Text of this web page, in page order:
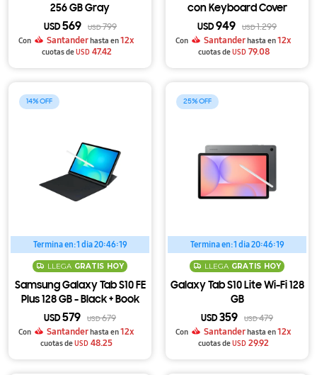
256 GB Gray
USD 569 USD799
Con
Santanderhasta en12x
cuotas deUSD 47.42
con Keyboard Cover
USD 949 USD1.299
Con
Santanderhasta en12x
cuotas deUSD 79.08
14
Termina en:1 dia 20:46:18
LLEGA GRATIS HOY
Samsung Galaxy Tab S10 FE
Plus 128 GB - Black + Book
Cover
USD 579 USD679
Con
Santanderhasta en12x
cuotas deUSD 48.25
25
Termina en:1 dia 20:46:18
LLEGA GRATIS HOY
Galaxy Tab S10 Lite Wi-Fi 128
GB
USD 359 USD479
Con
Santanderhasta en12x
cuotas deUSD 29.92